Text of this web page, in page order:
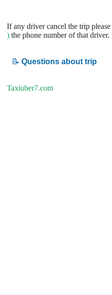
If any driver cancel the trip please
) the phone number of that driver.
📝 Questions about trip
Taxiuber7.com